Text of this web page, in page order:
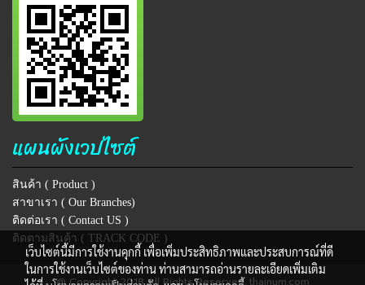
แผนผังเวปไซต์
สินค้า ( Product )
สาขาเรา ( Our Branches)
ติดต่อเรา ( Contact US )
ติดตามสินค้า ( TRACK CODE )
@ Copyright 2018 All Rights Reserved. thainum.com
เว็บไซต์นี้มีการใช้งานคุกกี้ เพื่อเพิ่มประสิทธิภาพและประสบการณ์ที่ดี
ในการใช้งานเว็บไซต์ของท่าน ท่านสามารถอ่านรายละเอียดเพิ่มเติม